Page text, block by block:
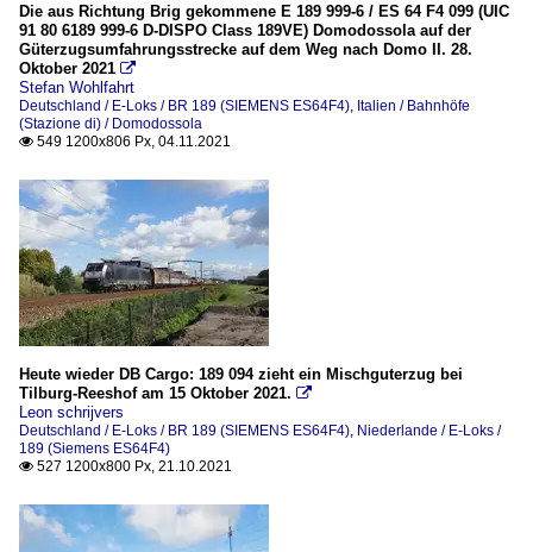
Die aus Richtung Brig gekommene E 189 999-6 / ES 64 F4 099 (UIC
91 80 6189 999-6 D-DISPO Class 189VE) Domodossola auf der
Güterzugsumfahrungsstrecke auf dem Weg nach Domo II. 28.
Oktober 2021 
Stefan Wohlfahrt
Deutschland / E-Loks / BR 189 (SIEMENS ES64F4) Italien / Bahnhöfe
(Stazione di) / Domodossola
 549 1200x806 Px, 04.11.2021
Heute wieder DB Cargo: 189 094 zieht ein Mischguterzug bei
Tilburg-Reeshof am 15 Oktober 2021. 
Leon schrijvers
Deutschland / E-Loks / BR 189 (SIEMENS ES64F4) Niederlande / E-Loks /
189 (Siemens ES64F4)
 527 1200x800 Px, 21.10.2021